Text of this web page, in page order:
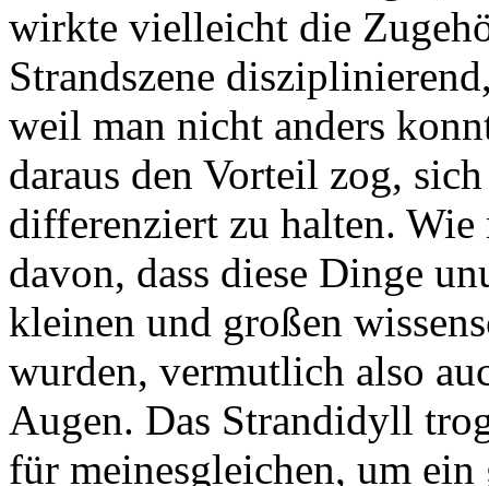
wirkte vielleicht die
Strandszene
weil man nicht anders
daraus den Vorteil zog,
differenziert zu halten.
davon, dass diese Dinge
kleinen und großen
wurden, vermutlich also
Augen. Das Strandidyll
für meinesgleichen, um